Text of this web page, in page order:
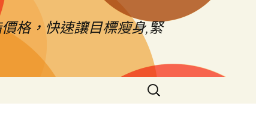
格，快速讓目標瘦身,緊
搜
尋